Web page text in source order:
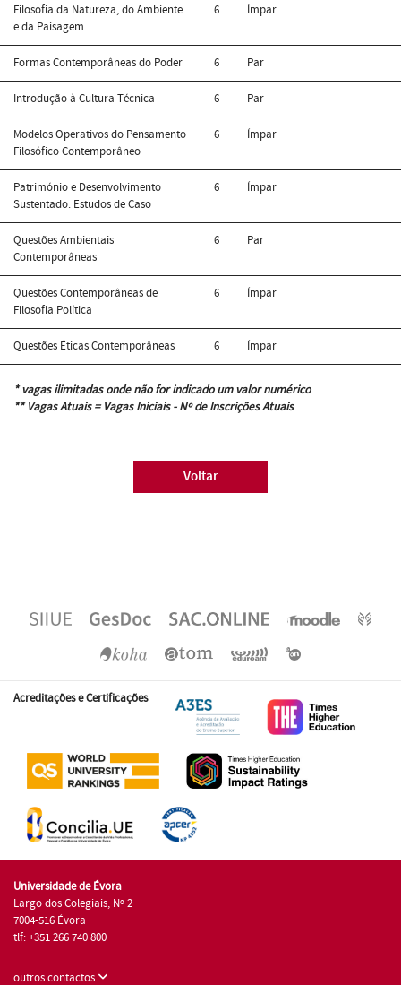
Filosofia da Natureza, do Ambiente
e da Paisagem
6 Ímpar
Formas Contemporâneas do Poder 6 Par
Introdução à Cultura Técnica 6 Par
Modelos Operativos do Pensamento
Filosófico Contemporâneo
6 Ímpar
Património e Desenvolvimento
Sustentado: Estudos de Caso
6 Ímpar
Questões Ambientais
Contemporâneas
6 Par
Questões Contemporâneas de
Filosofia Política
6 Ímpar
Questões Éticas Contemporâneas 6 Ímpar
* vagas ilimitadas onde não for indicado um valor numérico
** Vagas Atuais = Vagas Iniciais - Nº de Inscrições Atuais
Voltar
Acreditações e Certificações
Universidade de Évora
Largo dos Colegiais, Nº 2
7004-516 Évora
tlf: +351 266 740 800
outros contactos